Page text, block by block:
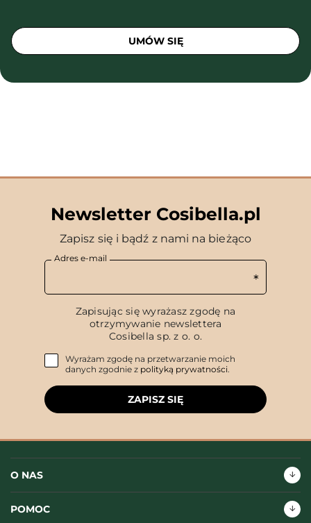
UMÓW SIĘ
Newsletter Cosibella.pl
Zapisz się i bądź z nami na bieżąco
Adres e-mail
Zapisując się wyrażasz zgodę na
otrzymywanie newslettera
Cosibella sp. z o. o.
Wyrażam zgodę na przetwarzanie moich
danych zgodnie z polityką prywatności.
ZAPISZ SIĘ
O NAS
POMOC